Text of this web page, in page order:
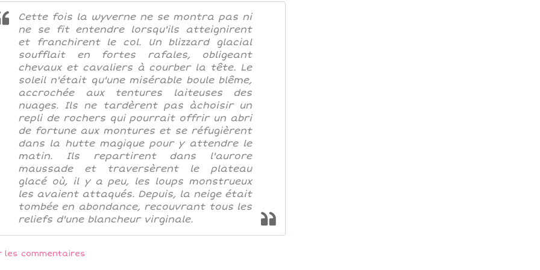
Cette fois la wyverne ne se montra pas ni
ne se fit entendre lorsqu'ils atteignirent
et franchirent le col. Un blizzard glacial
soufflait en fortes rafales, obligeant
chevaux et cavaliers à courber la tête. Le
soleil n'était qu'une misérable boule blême,
accrochée aux tentures laiteuses des
nuages. Ils ne tardèrent pas àchoisir un
repli de rochers qui pourrait offrir un abri
de fortune aux montures et se réfugièrent
dans la hutte magique pour y attendre le
matin. Ils repartirent dans l'aurore
maussade et traversèrent le plateau
glacé où, il y a peu, les loups monstrueux
les avaient attaqués. Depuis, la neige était
tombée en abondance, recouvrant tous les
reliefs d'une blancheur virginale.
les commentaires